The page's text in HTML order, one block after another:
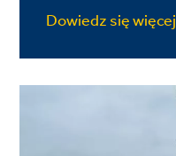
Dowiedz się więcej